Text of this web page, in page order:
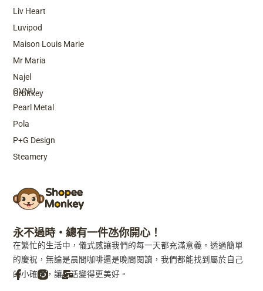
Top Brands
OVNU
Pearl Metal
Pola
P+G Design
Steamery
Liv Heart
Luvipod
Maison Louis Marie
Mr Maria
Najel
Orbitkey
永不過時・總有一件氹你開心！
在繁忙的生活中，儀式感讓我們的每一天都充滿意義。透過簡單
的慶祝，無論是晨間咖啡還是晚間閱讀，我們都能找到屬於自己
的小確幸，讓生活變得更美好。